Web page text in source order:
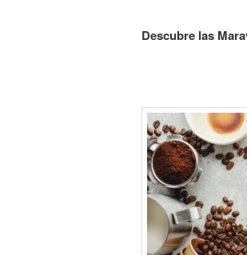
Descubre las